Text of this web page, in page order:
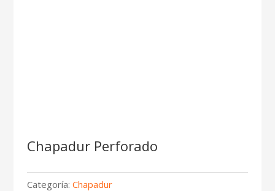
Chapadur Perforado
Categoría:Chapadur